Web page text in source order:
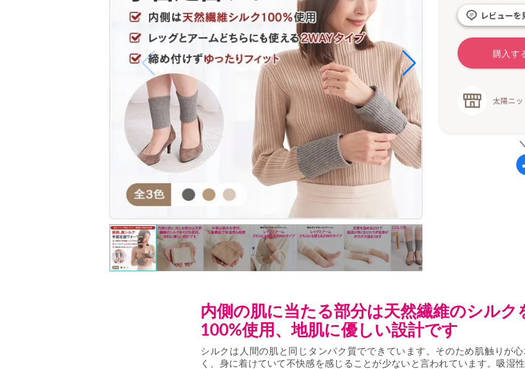
レビューを
太陽ニッ
内側の肌に当たる部分は天然繊維のシルク
100%使用、地肌に優しい設計です
シルクは人間の肌と同じタンパク質でできています。そのため肌触りが
く、身に着けていて不快感を感じることが少ないと言われています。吸湿